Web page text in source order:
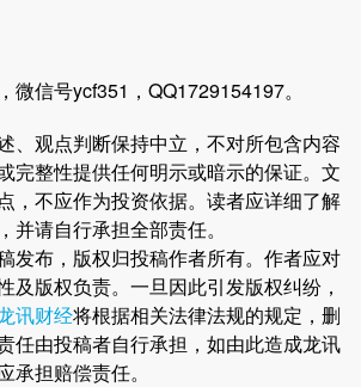
，微信号ycf351，QQ1729154197。
、观点判断保持中立，不对所包含内容
完整性提供任何明示或暗示的保证。文
，不应作为投资依据。读者应详细了解
并请自行承担全部责任。
发布，版权归投稿作者所有。作者应对
及版权负责。一旦因此引发版权纠纷，
讯财经将根据相关法律法规的规定，删
任由投稿者自行承担，如由此造成龙讯
承担赔偿责任。